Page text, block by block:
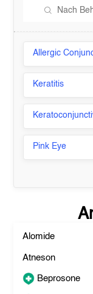
Allergic
Keratitis
Pink Eye
Alomide
Atneson
Beprosone